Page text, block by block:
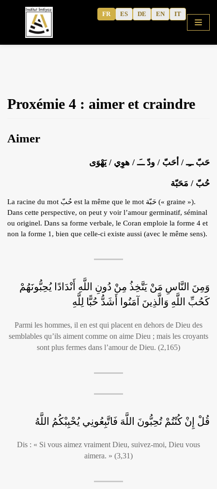
contenu
BOUTIQUE
ALPHABET GRATUIT
CAHIERS D’ACTIVITE
ÉCRITS DE L’AUTEUR
CONTACT
QUI S.N.
Proxémie 4 : aimer et craindre
Aimer
حَبّ ــِـ / أحَبّ / ودّ ــَـ / هوِي / يَهْوَى
حُبّ / مَحَبّة
La racine du mot حُبّ est la même que le mot حَبّة (« graine »).
Dans cette perspective, on peut y voir l’amour germinatif, séminal
ou originel. Dans sa forme verbale, le Coran emploie la forme 4 et
non la forme 1, bien que celle-ci existe aussi (avec le même sens).
وَمِنَ النَّاسِ مَنْ يَتَّخِذُ مِنْ دُونِ اللَّهِ أَنْدَادًا يُحِبُّونَهُمْ
كَحُبِّ اللَّهِ وَالَّذِينَ آمَنُوا أَشَدُّ حُبًّا لِلَّهِ
Parmi les hommes, il en est qui placent en dehors de Dieu des
semblables qu’ils aiment comme on aime Dieu ; mais les croyants
sont plus fermes dans l’amour de Dieu. (2,165)
قُلْ إِنْ كُنْتُمْ تُحِبُّونَ اللَّهَ فَاتَّبِعُونِي يُحْبِبْكُمُ اللَّهُ
Dis : « Si vous aimez vraiment Dieu, suivez-moi, Dieu vous
aimera. » (3,31)
FR ES DE EN IT